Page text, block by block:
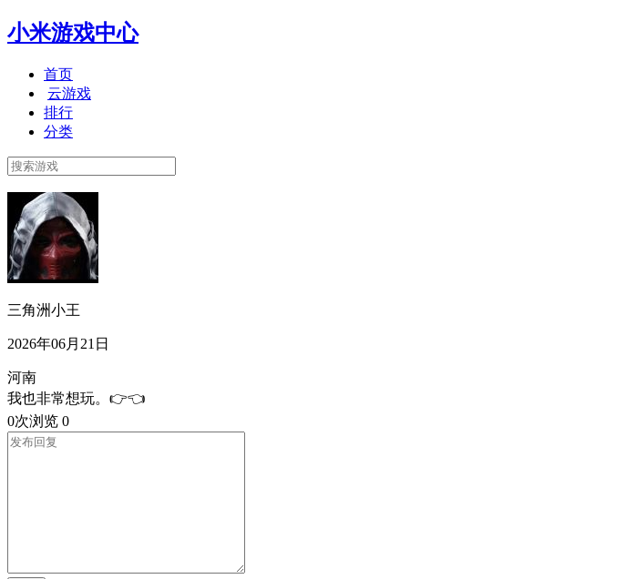
小米游戏中心
首页
云游戏
排行
分类
三角洲小王
2026年06月21日
河南
我也非常想玩。👉👈
0次浏览 0